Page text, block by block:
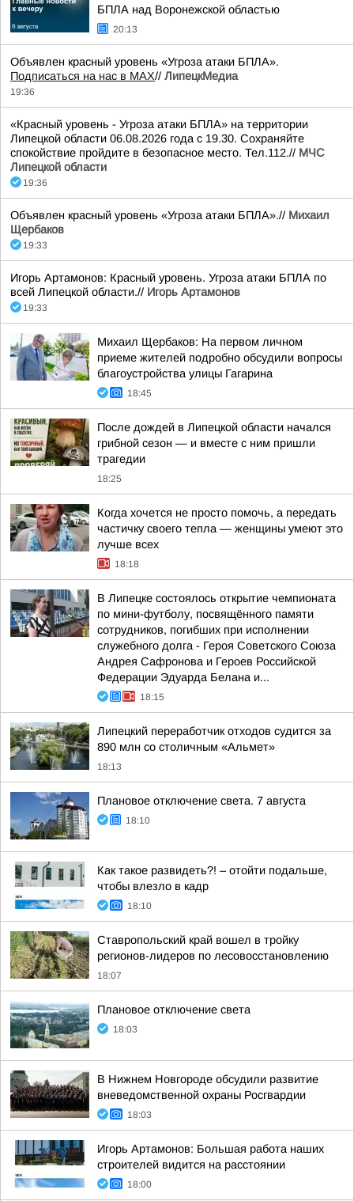
БПЛА над Воронежской областью
20:13
Объявлен красный уровень «Угроза атаки БПЛА».
Подписаться на нас в МАХ// ЛипецкМедиа
19:36
«Красный уровень - Угроза атаки БПЛА» на территории
Липецкой области 06.08.2026 года с 19.30. Сохраняйте
спокойствие пройдите в безопасное место. Тел.112.// МЧС
Липецкой области
19:36
Объявлен красный уровень «Угроза атаки БПЛА».// Михаил
Щербаков
19:33
Игорь Артамонов: Красный уровень. Угроза атаки БПЛА по
всей Липецкой области.// Игорь Артамонов
19:33
Михаил Щербаков: На первом личном
приеме жителей подробно обсудили вопросы
благоустройства улицы Гагарина
18:45
После дождей в Липецкой области начался
грибной сезон — и вместе с ним пришли
трагедии
18:25
Когда хочется не просто помочь, а передать
частичку своего тепла — женщины умеют это
лучше всех
18:18
В Липецке состоялось открытие чемпионата
по мини-футболу, посвящённого памяти
сотрудников, погибших при исполнении
служебного долга - Героя Советского Союза
Андрея Сафронова и Героев Российской
Федерации Эдуарда Белана и...
18:15
Липецкий переработчик отходов судится за
890 млн со столичным «Альмет»
18:13
Плановое отключение света. 7 августа
18:10
Как такое развидеть?! – отойти подальше,
чтобы влезло в кадр
18:10
Ставропольский край вошел в тройку
регионов-лидеров по лесовосстановлению
18:07
Плановое отключение света
18:03
В Нижнем Новгороде обсудили развитие
вневедомственной охраны Росгвардии
18:03
Игорь Артамонов: Большая работа наших
строителей видится на расстоянии
18:00